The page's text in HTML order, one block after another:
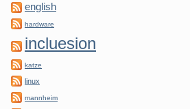
english
hardware
incluesion
katze
linux
mannheim